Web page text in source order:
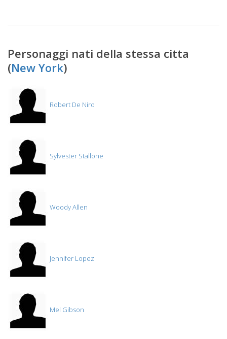
Personaggi nati della stessa citta
(New York)
Robert De Niro
Sylvester Stallone
Woody Allen
Jennifer Lopez
Mel Gibson